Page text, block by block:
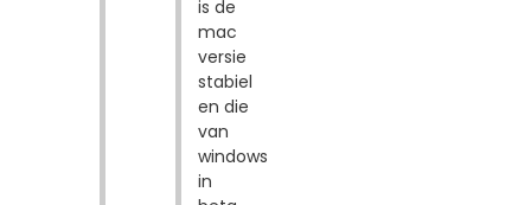
is de
mac
versie
stabiel
en die
van
windows
in